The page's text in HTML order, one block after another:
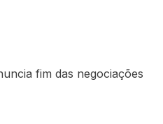
fim das negociações